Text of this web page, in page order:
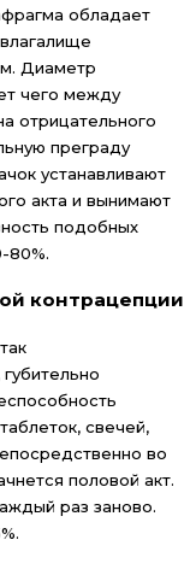
обладает
Диаметр
чего между
отрицательного
преграду
устанавливают
акта и вынимают
подобных
80%.
контрацепции
свечей,
во
половой акт.
раз заново.